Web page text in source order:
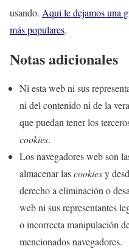
usando. Aquí le dejamos una
más populares.
Notas adicionales
Ni esta web ni sus
ni del contenido ni de la
que puedan tener los
cookies.
Los navegadores web son
almacenar lascookiesy
derecho a eliminación o
web ni sus representantes
o incorrecta manipulación
mencionados navegadores.